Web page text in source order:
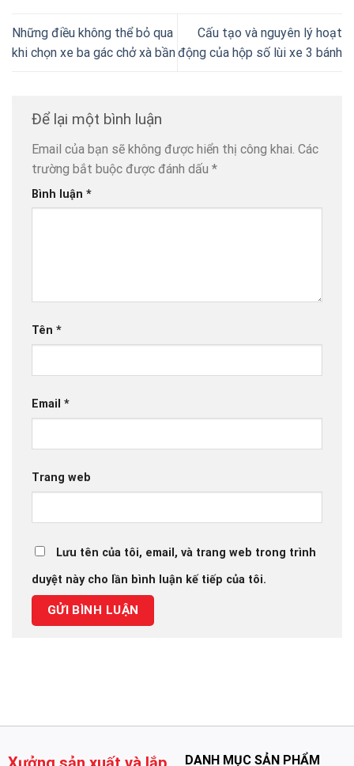
Những điều không thể bỏ qua
khi chọn xe ba gác chở xà bần
Cấu tạo và nguyên lý hoạt
động của hộp số lùi xe 3 bánh
Để lại một bình luận
Email của bạn sẽ không được hiển thị công khai. Các
trường bắt buộc được đánh dấu *
Bình luận *
Tên *
Email *
Trang web
Lưu tên của tôi, email, và trang web trong trình
duyệt này cho lần bình luận kế tiếp của tôi.
DANH MỤC SẢN PHẨM